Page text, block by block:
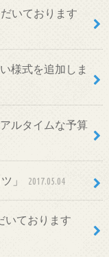
いております
様式を追加しま
ルタイムな予算
」 2017.05.04
いております